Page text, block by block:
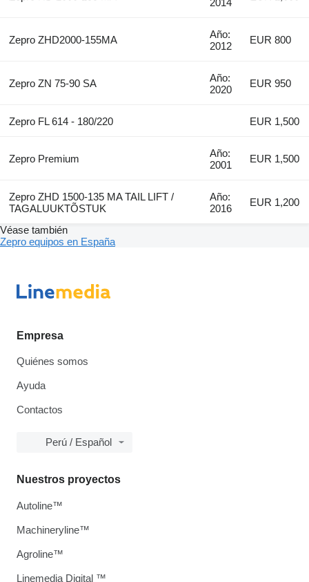
2014
Zepro ZHD2000-155MA
Año:
2012
EUR 800
Zepro ZN 75-90 SA
Año:
2020
EUR 950
Zepro FL 614 - 180/220 EUR 1,500
Zepro Premium
Año:
2001
EUR 1,500
Zepro ZHD 1500-135 MA TAIL LIFT /
TAGALUUKTÕSTUK
Año:
2016
EUR 1,200
Véase también
Zepro equipos en España
Empresa
Quiénes somos
Ayuda
Contactos
Perú / Español
Nuestros proyectos
Autoline™
Machineryline™
Agroline™
Linemedia Digital ™